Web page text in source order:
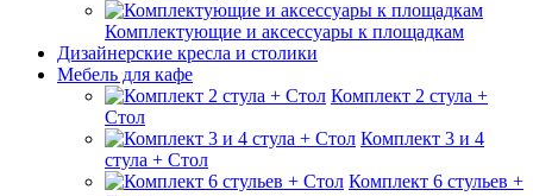
Комплектующие и аксессуары к площадкам
Дизайнерские кресла и столики
Мебель для кафе
Комплект 2 стула +
Стол
Комплект 3 и 4
стула + Стол
Комплект 6 стульев +